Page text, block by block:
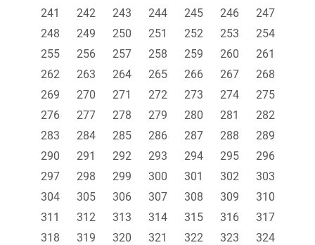
241
242 243 244 245 246
247
248
249 250 251 252 253
254
255
256 257 258 259 260
261
262
263 264 265 266 267
268
269
270 271 272 273 274
275
276
277 278 279 280 281
282
283
284 285 286 287 288
289
290
291 292 293 294 295
296
297
298 299 300 301 302
303
304
305 306 307 308 309
310
311
312 313 314 315 316
317
318
319 320 321 322 323
324